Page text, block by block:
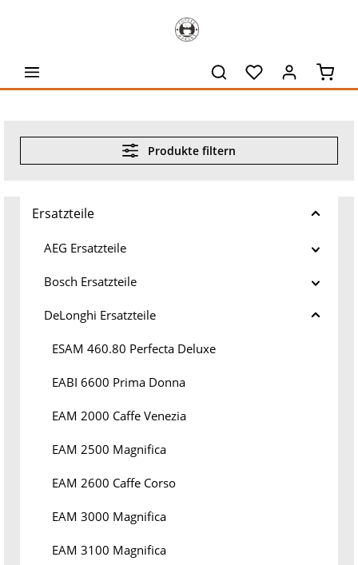
Produkte filtern
Ersatzteile
AEG Ersatzteile
Bosch Ersatzteile
DeLonghi Ersatzteile
ESAM 460.80 Perfecta Deluxe
EABI 6600 Prima Donna
EAM 2000 Caffe Venezia
EAM 2500 Magnifica
EAM 2600 Caffe Corso
EAM 3000 Magnifica
EAM 3100 Magnifica